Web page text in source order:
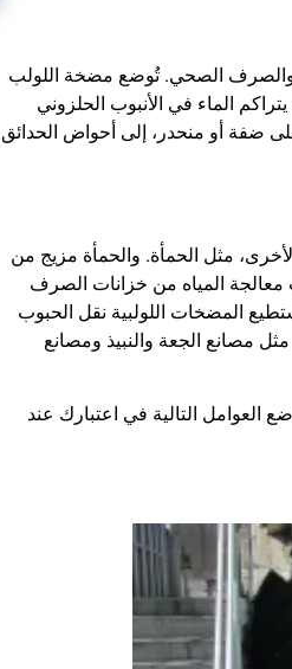
والصرف الصحي. تُوضع مضخة اللولب
الماء في الأنبوب الحلزوني
ضفة أو منحدر، إلى أحواض الحدائق
مثل الحمأة. والحمأة مزيج من
المياه من خزانات الصرف
المضخات اللولبية نقل الحبوب
مصانع الجعة والنبيذ ومصانع
التالية في اعتبارك عند